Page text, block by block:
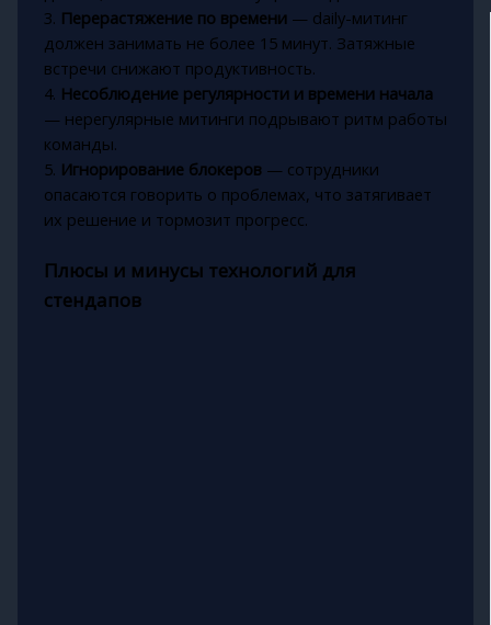
3. Перерастяжение по времени— daily-митинг
должен занимать не более 15 минут. Затяжные
встречи снижают продуктивность.
4. Несоблюдение регулярности и времени начала
— нерегулярные митинги подрывают ритм работы
команды.
5. Игнорирование блокеров— сотрудники
опасаются говорить о проблемах, что затягивает
их решение и тормозит прогресс.
Плюсы и минусы технологий для
стендапов